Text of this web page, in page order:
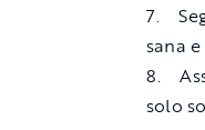
7.
sana
8.
solo